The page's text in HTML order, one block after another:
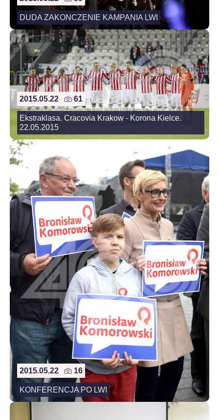
DUDA ZAKONCZENIE KAMPANIA LWI
2015.05.22 61
Ekstraklasa. Cracovia Krakow - Korona Kielce.
22.05.2015
2015.05.22 16
KONFERENCJA PO LWI